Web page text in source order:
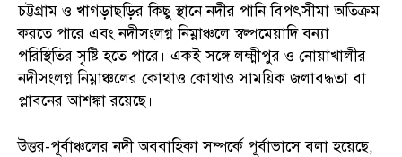
চট্টগ্রাম ও খাগড়াছড়ির কিছু স্থানে নদীর পানি বিপৎসীমা অতিক্রম
করতে পারে এবং নদীসংলগ্ন নিম্নাঞ্চলে স্বল্পমেয়াদি বন্যা
পরিস্থিতির সৃষ্টি হতে পারে। একই সঙ্গে লক্ষ্মীপুর ও নোয়াখালীর
নদীসংলগ্ন নিম্নাঞ্চলের কোথাও কোথাও সাময়িক জলাবদ্ধতা বা
প্লাবনের আশঙ্কা রয়েছে।
উত্তর-পূর্বাঞ্চলের নদী অববাহিকা সম্পর্কে পূর্বাভাসে বলা হয়েছে,